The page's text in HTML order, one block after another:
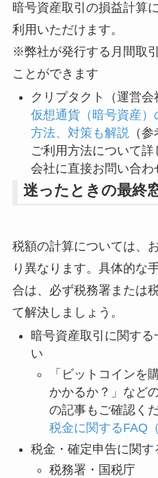
暗号資産取引の損益計算
利用いただけます。
※弊社が発行する月間取
ことができます
クリプタクト（運営会
仮想通貨（暗号資産
方法、対策も解説 （
ご利用方法について
会社に直接お問い合わ
迷ったときの最終
税額の計算については、
り異なります。具体的な
合は、必ず税務署または
て解決しましょう。
暗号資産取引に関す
い
「ビットコインを
かかるか？」など
の記事もご確認くだ
税金に関するFAQ
税金・確定申告に関す
税務署・国税庁